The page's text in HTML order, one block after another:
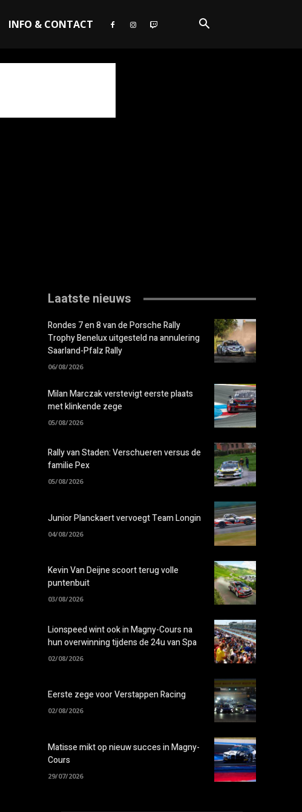
INFO & CONTACT
Laatste nieuws
Rondes 7 en 8 van de Porsche Rally
Trophy Benelux uitgesteld na annulering
Saarland-Pfalz Rally
06/08/2026
Milan Marczak verstevigt eerste plaats
met klinkende zege
05/08/2026
Rally van Staden: Verschueren versus de
familie Pex
05/08/2026
Junior Planckaert vervoegt Team Longin
04/08/2026
Kevin Van Deijne scoort terug volle
puntenbuit
03/08/2026
Lionspeed wint ook in Magny-Cours na
hun overwinning tijdens de 24u van Spa
02/08/2026
Eerste zege voor Verstappen Racing
02/08/2026
Matisse mikt op nieuw succes in Magny-
Cours
29/07/2026